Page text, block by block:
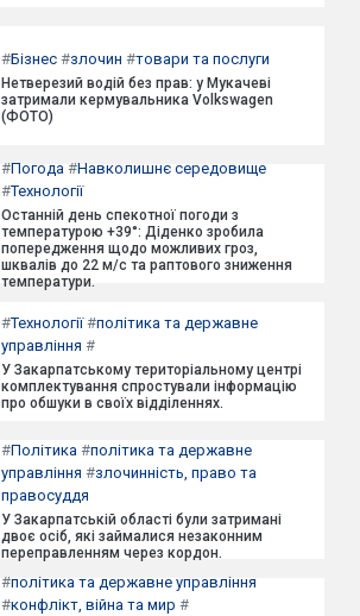
#Бізнес #злочин #товари та послуги
Нетверезий водій без прав: у Мукачеві
затримали кермувальника Volkswagen
(ФОТО)
#Погода #Навколишнє середовище
#Технології
Останній день спекотної погоди з
температурою +39°: Діденко зробила
попередження щодо можливих гроз,
шквалів до 22 м/с та раптового зниження
температури.
#Технології#політика та державне
управління #
У Закарпатському територіальному центрі
комплектування спростували інформацію
про обшуки в своїх відділеннях.
#Політика #політика та державне
управління #злочинність, право та
правосуддя
У Закарпатській області були затримані
двоє осіб, які займалися незаконним
переправленням через кордон.
#політика та державне управління
#конфлікт, війна та мир #